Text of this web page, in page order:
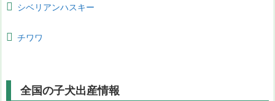
シベリアンハスキー
チワワ
全国の子犬出産情報